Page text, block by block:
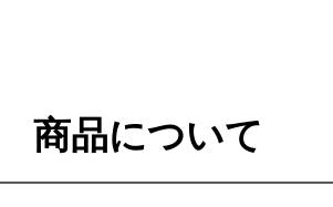
商品について